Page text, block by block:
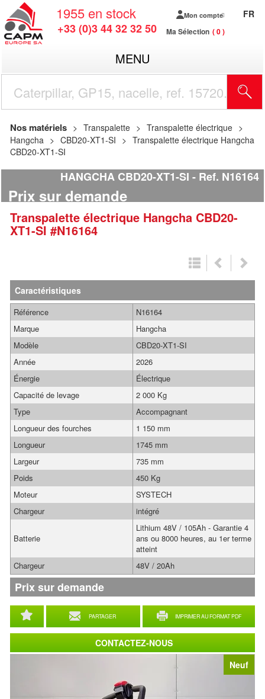
1955 en stock
+33 (0)3 44 32 32 50
Mon compte
Ma Sélection 0
FR
MENU
Nos matériels Transpalette
Transpalette électrique
Hangcha
CBD20-XT1-SI
Transpalette électrique Hangcha
CBD20-XT1-SI
HANGCHA CBD20-XT1-SI Ref. N16164
Prix sur demande
Transpalette électrique Hangcha CBD20-
XT1-SI #N16164
Neuf
Caractéristiques
PARTAGER IMPRIMER AU FORMAT PDF
Référence
N16164
Marque
Hangcha
Modèle
CBD20-XT1-SI
Année
2026
Énergie
Électrique
Capacité de levage
2 000 Kg
Type
Accompagnant
Longueur des fourches
1 150 mm
Longueur
1745 mm
Largeur
735 mm
Poids
450 Kg
Moteur
SYSTECH
Chargeur
intégré
Batterie
Lithium 48V / 105Ah - Garantie 4
ans ou 8000 heures, au 1er terme
atteint
Chargeur
48V / 20Ah
Prix sur demande
CONTACTEZ-NOUS